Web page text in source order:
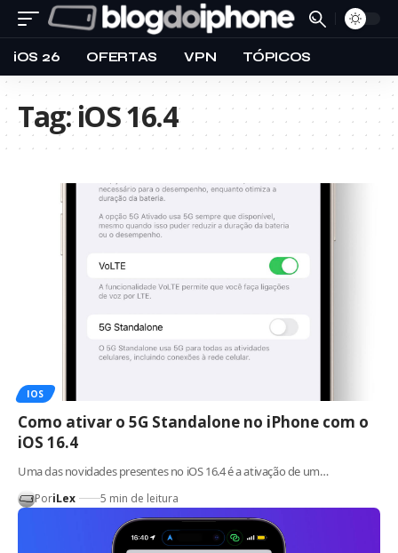
iOS 26 OFERTAS VPN TÓPICOS
Tag:iOS 16.4
IOS
Como ativar o 5G Standalone no iPhone com o
iOS 16.4
Uma das novidades presentes no iOS 16.4 é a ativação de um…
PoriLex 5 min de leitura